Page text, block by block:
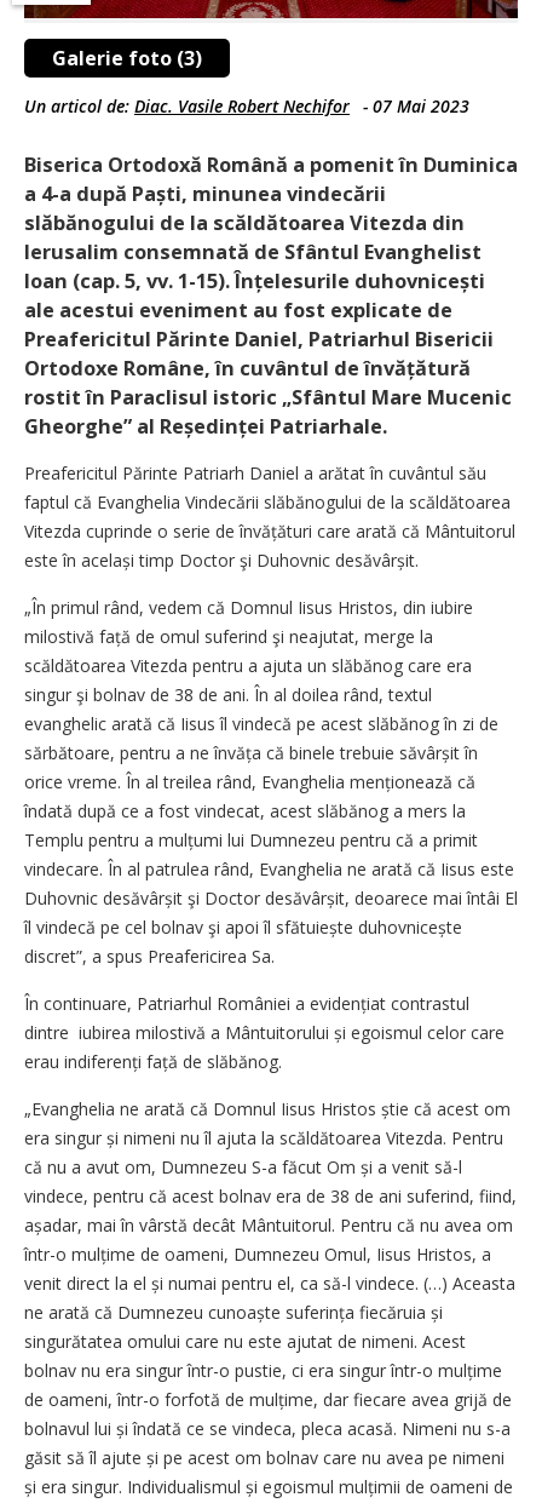
Galerie foto (3)
Un articol de: Diac. Vasile Robert Nechifor - 07 Mai 2023
Biserica Ortodoxă Română a pomenit în Duminica
a 4-a după Paști, minunea vindecării
slăbănogului de la scăldătoarea Vitezda din
Ierusalim consemnată de Sfântul Evanghelist
Ioan (cap. 5, vv. 1-15). Înțelesurile duhov­ni­cești
ale acestui eveniment au fost explicate de
Preafericitul Părinte Daniel, Patriarhul Bisericii
Ortodoxe Române, în cuvântul de învățătură
rostit în Paraclisul istoric „Sfântul Mare Mucenic
Gheorghe” al Reșe­dinței Patriarhale.
Preafericitul Părinte Patriarh Daniel a arătat în cuvântul său
faptul că Evanghelia Vindecării slăbănogului de la scăldătoarea
Vitezda cuprinde o serie de învățături care arată că Mântuitorul
este în același timp Doctor şi Duhovnic desăvârșit.
„În primul rând, vedem că Domnul Iisus Hristos, din iubire
milostivă față de omul suferind şi neajutat, merge la
scăldătoarea Vitezda pentru a ajuta un slăbănog care era
singur şi bolnav de 38 de ani. În al doilea rând, textul
evanghelic arată că Iisus îl vindecă pe acest slăbănog în zi de
sărbătoare, pentru a ne în­văța că binele trebuie săvârșit în
orice vreme. În al treilea rând, Evan­ghelia menționează că
îndată după ce a fost vindecat, acest slăbănog a mers la
Templu pentru a mulțumi lui Dumnezeu pentru că a primit
vindecare. În al patrulea rând, Evanghelia ne arată că Iisus este
Duhovnic desăvârșit şi Doctor desăvârșit, deoarece mai întâi El
îl vindecă pe cel bolnav şi apoi îl sfătuiește duhovnicește
discret”, a spus Preafericirea Sa.
În continuare, Patriarhul României a evidențiat contrastul
dintre iubirea milostivă a Mântuitorului și egoismul celor care
erau indife­renți față de slăbănog.
„Evanghelia ne arată că Domnul Iisus Hristos știe că acest om
era singur și nimeni nu îl ajuta la scăldătoarea Vitezda. Pentru
că nu a avut om, Dumnezeu S-a făcut Om și a venit să-l
vindece, pentru că acest bolnav era de 38 de ani suferind, fiind,
așadar, mai în vârstă decât Mântuitorul. Pentru că nu avea om
într-o mulțime de oameni, Dumnezeu Omul, Iisus Hristos, a
venit direct la el și numai pentru el, ca să-l vindece. (…) Aceasta
ne arată că Dumnezeu cunoaște sufe­rința fiecăruia și
singurătatea omului care nu este ajutat de nimeni. Acest
bolnav nu era singur într-o pustie, ci era singur într-o mulțime
de oameni, într-o forfotă de mul­țime, dar fiecare avea grijă de
bolnavul lui și îndată ce se vindeca, pleca acasă. Nimeni nu s-a
găsit să îl ajute și pe acest om bolnav care nu avea pe nimeni
și era singur. Individualismul și egoismul mulți­mii de oameni de